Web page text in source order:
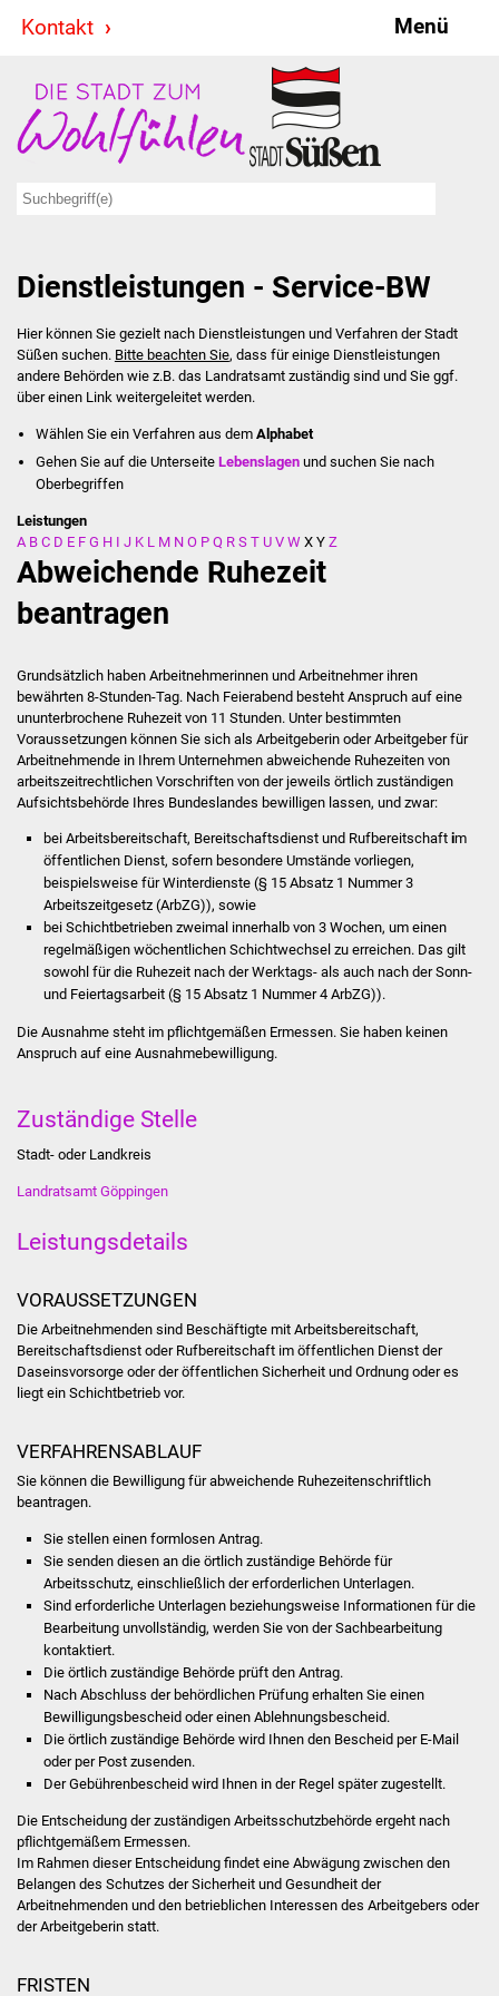
Kontakt Menü
Stadt & Politik
Bürgermeister
Ausschüsse
Ratsinformationssystem
Jugendbeirat
Summerrockfestival
Stadtverwaltung
Stellenangebote
Kontakt
Veröffentlichungen
Ortsrecht
Wahlen
Sanierung Bizethalle
Ortsentwicklung
Bürger & Service
Was erledige ich wo
Dienstleistungen
Formulare
Bürgerinfos
Kindergärten
Dienstleistungen - Service-BW
Hier können Sie gezielt nach Dienstleistungen und Verfahren der Stadt
Süßen suchen. Bitte beachten Sie, dass für einige Dienstleistungen
andere Behörden wie z.B. das Landratsamt zuständig sind und Sie ggf.
über einen Link weitergeleitet werden.
Wählen Sie ein Verfahren aus dem Alphabet
Gehen Sie auf die UnterseiteLebenslagen und suchen Sie nach
Oberbegriffen
Leistungen
A B C D E F G H I J K L M N O P Q R S T U V W X Y Z
Abweichende Ruhezeit
beantragen
Grundsätzlich haben Arbeitnehmerinnen und Arbeitnehmer ihren
bewährten 8-Stunden-Tag. Nach Feierabend besteht Anspruch auf eine
ununterbrochene Ruhezeit von 11 Stunden. Unter bestimmten
Voraussetzungen können Sie sich als Arbeitgeberin oder Arbeitgeber für
Arbeitnehmende in Ihrem Unternehmen abweichende Ruhezeiten von
arbeitszeitrechtlichen Vorschriften von der jeweils örtlich zuständigen
Aufsichtsbehörde Ihres Bundeslandes bewilligen lassen, und zwar:
bei Arbeitsbereitschaft, Bereitschaftsdienst und Rufbereitschaft im
öffentlichen Dienst, sofern besondere Umstände vorliegen,
beispielsweise für Winterdienste (§ 15 Absatz 1 Nummer 3
Arbeitszeitgesetz (ArbZG)), sowie
bei Schichtbetrieben zweimal innerhalb von 3 Wochen, um einen
regelmäßigen wöchentlichen Schichtwechsel zu erreichen. Das gilt
sowohl für die Ruhezeit nach der Werktags- als auch nach der Sonn-
und Feiertagsarbeit (§ 15 Absatz 1 Nummer 4 ArbZG)).
Die Ausnahme steht im pflichtgemäßen Ermessen. Sie haben keinen
Anspruch auf eine Ausnahmebewilligung.
Zuständige Stelle
Stadt- oder Landkreis
Landratsamt Göppingen
Leistungsdetails
VORAUSSETZUNGEN
Die Arbeitnehmenden sind Beschäftigte mit Arbeitsbereitschaft,
Bereitschaftsdienst oder Rufbereitschaft im öffentlichen Dienst der
Daseinsvorsorge oder der öffentlichen Sicherheit und Ordnung oder es
liegt ein Schichtbetrieb vor.
VERFAHRENSABLAUF
Sie können die Bewilligung für abweichende Ruhezeitenschriftlich
beantragen.
Sie stellen einen formlosen Antrag.
Sie senden diesen an die örtlich zuständige Behörde für
Arbeitsschutz, einschließlich der erforderlichen Unterlagen.
Sind erforderliche Unterlagen beziehungsweise Informationen für die
Bearbeitung unvollständig, werden Sie von der Sachbearbeitung
kontaktiert.
Die örtlich zuständige Behörde prüft den Antrag.
Nach Abschluss der behördlichen Prüfung erhalten Sie einen
Bewilligungsbescheid oder einen Ablehnungsbescheid.
Die örtlich zuständige Behörde wird Ihnen den Bescheid per E-Mail
oder per Post zusenden.
Der Gebührenbescheid wird Ihnen in der Regel später zugestellt.
Die Entscheidung der zuständigen Arbeitsschutzbehörde ergeht nach
pflichtgemäßem Ermessen.
Im Rahmen dieser Entscheidung findet eine Abwägung zwischen den
Belangen des Schutzes der Sicherheit und Gesundheit der
Arbeitnehmenden und den betrieblichen Interessen des Arbeitgebers oder
der Arbeitgeberin statt.
FRISTEN